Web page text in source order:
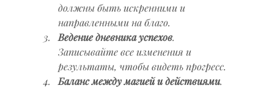
должны быть искренними и
направленными на благо.
Ведение дневника успехов.
Записывайте все изменения и
результаты, чтобы видеть прогресс.
Баланс между магией и действиями.